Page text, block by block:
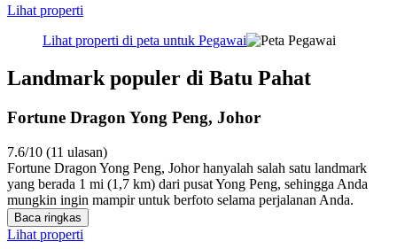
Lihat properti
Lihat properti di peta untuk Pegawai
Landmark populer di Batu Pahat
Fortune Dragon Yong Peng, Johor
7.6/10 (11 ulasan)
Fortune Dragon Yong Peng, Johor hanyalah salah satu landmark
yang berada 1 mi (1,7 km) dari pusat Yong Peng, sehingga Anda
mungkin ingin mampir untuk berfoto selama perjalanan Anda.
Baca ringkas
Lihat properti